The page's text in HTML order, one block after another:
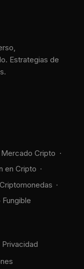
Estrategias de
Mercado Cripto
en Cripto
Privacidad